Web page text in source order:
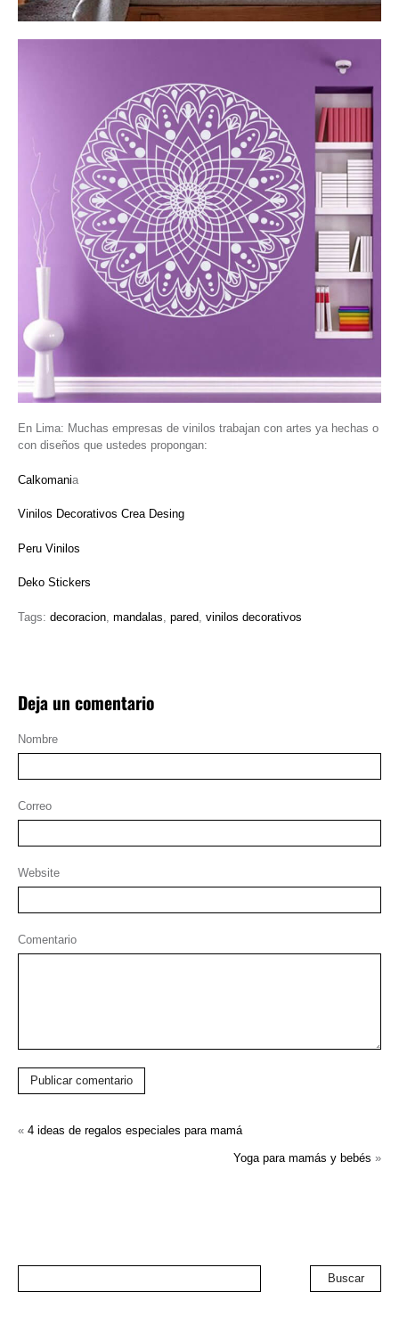
En Lima: Muchas empresas de vinilos trabajan con artes ya hechas o
con diseños que ustedes propongan:
Calkomania
Vinilos Decorativos Crea Desing
Peru Vinilos
Deko Stickers
Tags: decoracion mandalas pared vinilos decorativos
Deja un comentario
Nombre
Correo
Website
Comentario
Publicar comentario
« 4 ideas de regalos especiales para mamá
Yoga para mamás y bebés »
Buscar